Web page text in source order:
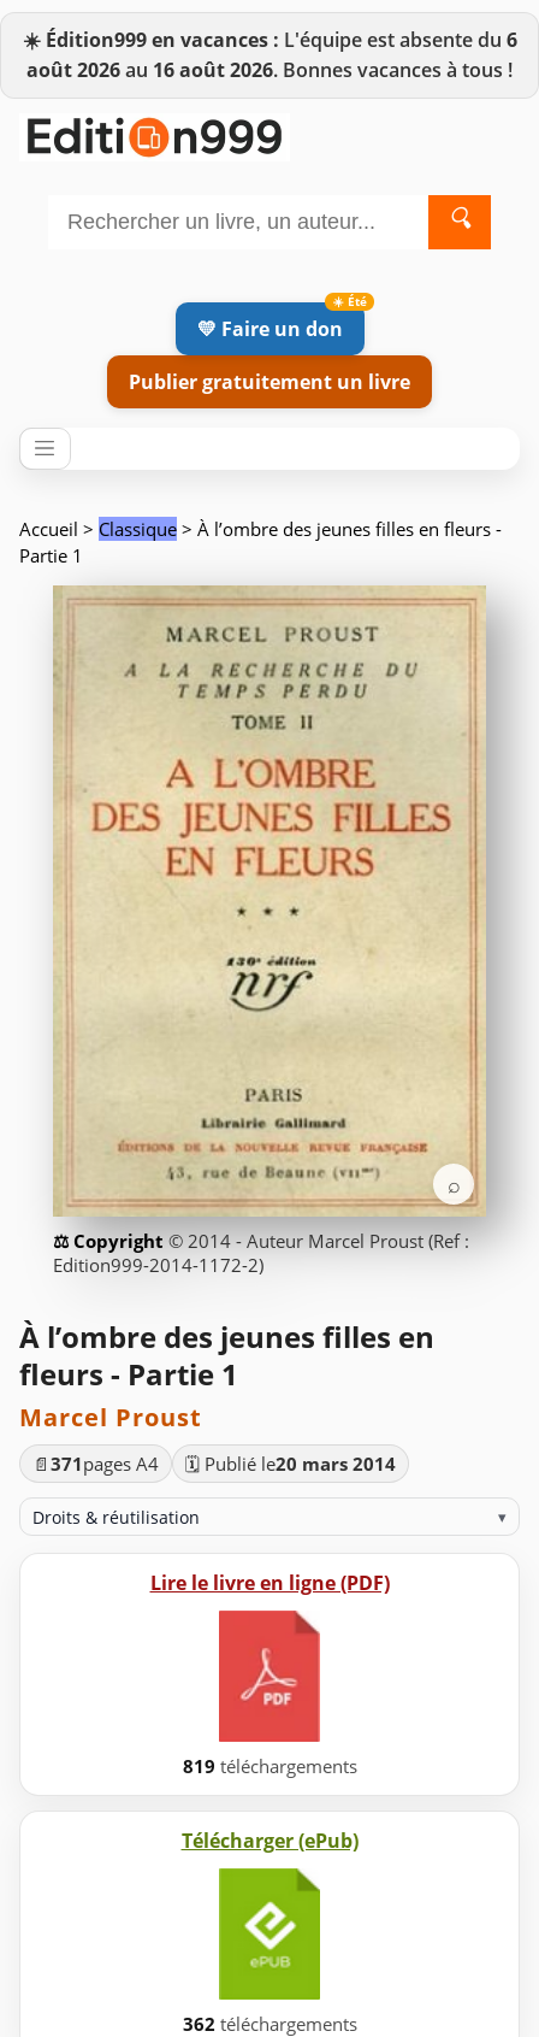
☀️ Édition999 en vacances : L'équipe est absente du 6
août 2026au 16 août 2026. Bonnes vacances à tous !
🔍
💛 Faire un don
Publier gratuitement un livre
Accueil > Classique > À l’ombre des jeunes filles en fleurs -
Partie 1
⌕
© 2014 - Auteur Marcel Proust (Ref :
Edition999-2014-1172-2)
À l’ombre des jeunes filles en
fleurs - Partie 1
Marcel Proust
📄 371pages A4 🗓️ Publié le20 mars 2014
Droits & réutilisation ▾
Lire le livre en ligne (PDF)
819 téléchargements
Télécharger (ePub)
362 téléchargements